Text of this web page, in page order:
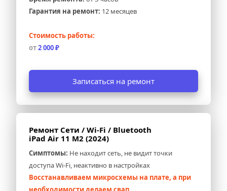
Гарантия на ремонт: 12 месяцев
Стоимость работы:
от 2 000 ₽
Записаться на ремонт
Ремонт Сети / Wi-Fi / Bluetooth
iPad Air 11 M2 (2024)
Симптомы: Не находит сеть, не видит точки
доступа Wi-Fi, неактивно в настройках
Восстанавливаем микросхемы на плате, а при